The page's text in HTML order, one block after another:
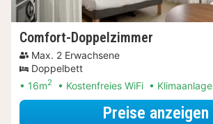
Comfort-Doppelzimmer
Max. 2 Erwachsene
Doppelbett
16m2 Kostenfreies WiFi Klimaanlage
Preise anzeigen